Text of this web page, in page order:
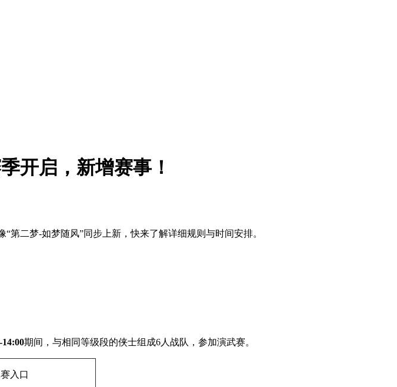
开启，新增赛事！
第二梦-如梦随风”同步上新，快来了解详细规则与时间安排。
14:00期间，与相同等级段的侠士组成6人战队，参加演武赛。
入口